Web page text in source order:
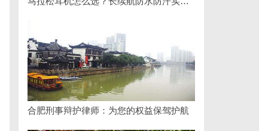
合肥刑事辩护律师：为您的权益保驾护航